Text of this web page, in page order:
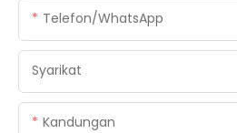
Telefon/WhatsApp
Syarikat
Kandungan